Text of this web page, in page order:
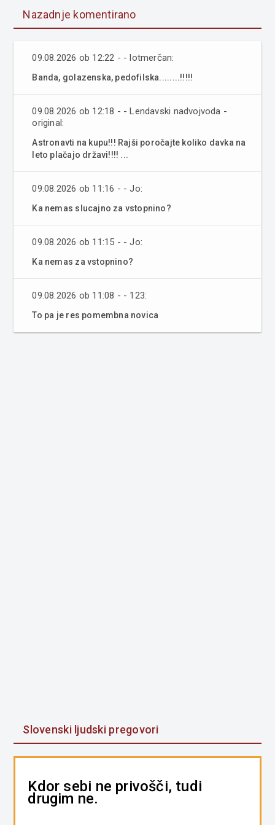
Nazadnje komentirano
09.08.2026 ob 12:22 - - lotmerčan:
Banda, golazenska, pedofilska........!!!!!
09.08.2026 ob 12:18 - - Lendavski nadvojvoda -
original:
Astronavti na kupu!!! Rajši poročajte koliko davka na
leto plačajo državi!!!! ...
09.08.2026 ob 11:16 - - Jo:
Ka nemas slucajno za vstopnino?
09.08.2026 ob 11:15 - - Jo:
Ka nemas za vstopnino?
09.08.2026 ob 11:08 - - 123:
To pa je res pomembna novica
Slovenski ljudski pregovori
Kdor sebi ne privošči, tudi
drugim ne.